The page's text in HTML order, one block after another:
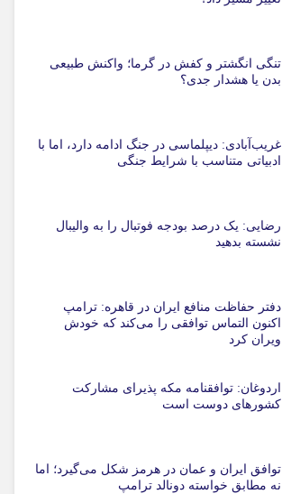
تنگی انگشتر و کفش در گرما؛ واکنش طبیعی
بدن یا هشدار جدی؟
غریب‌آبادی: دیپلماسی در جنگ ادامه دارد، اما با
ادبیاتی متناسب با شرایط جنگی
رضایی: یک درصد بودجه فوتبال را به والیبال
نشسته بدهید
دفتر حفاظت منافع ایران در قاهره: ترامپ
اکنون التماس توافقی را می‌کند که خودش
ویران کرد
اردوغان: توافقنامه مکه پذیرای مشارکت
کشورهای دوست است
توافق ایران و عمان در هرمز شکل می‌گیرد؛ اما
نه مطابق خواسته دونالد ترامپ